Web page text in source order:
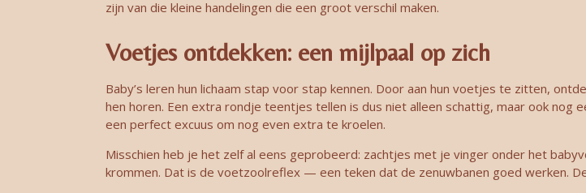
zijn van die kleine handelingen die een groot verschil maken.
Voetjes ontdekken: een mijlpaal op zich
Baby’s leren hun lichaam stap voor stap kennen. Door aan hun voetjes te zitten,
hen horen. Een extra rondje teentjes tellen is dus niet alleen schattig, maar ook nog
een perfect excuus om nog even extra te kroelen.
Misschien heb je het zelf al eens geprobeerd: zachtjes met je vinger onder het
krommen. Dat is de voetzoolreflex — een teken dat de zenuwbanen goed werken.